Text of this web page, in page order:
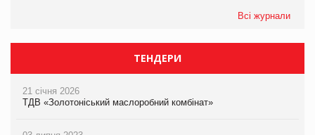
Всі журнали
ТЕНДЕРИ
21 січня 2026
ТДВ «Золотоніський маслоробний комбінат»